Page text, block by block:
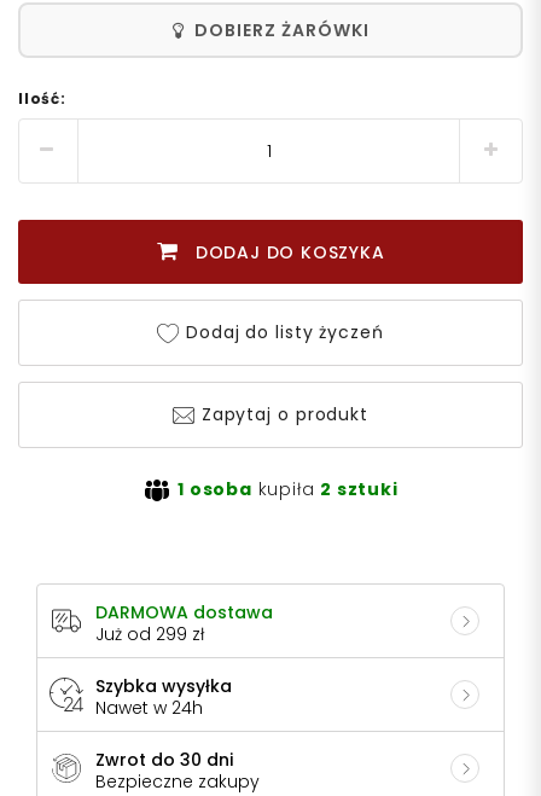
DOBIERZ ŻARÓWKI
Ilość:
DODAJ DO KOSZYKA
Dodaj do listy życzeń
Zapytaj o produkt
1 osoba kupiła 2 sztuki
DARMOWA dostawa
Już od 299 zł
Szybka wysyłka
Nawet w 24h
Zwrot do 30 dni
Bezpieczne zakupy